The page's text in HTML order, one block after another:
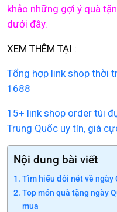
khảo những gợi ý quà
dưới đây.
XEM THÊM TẠI :
Tổng hợp link shop thời
1688
15+ link shop order túi
Trung Quốc uy tín, giá
Nội dung bài viết
Tìm hiểu đôi nét về ngày
Top món quà tặng ngày
mua